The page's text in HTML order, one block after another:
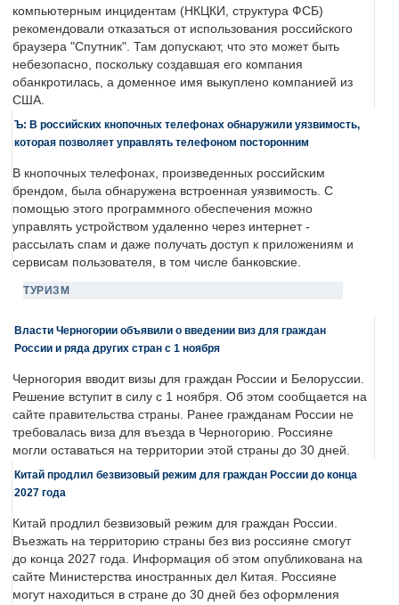
компьютерным инцидентам (НКЦКИ, структура ФСБ)
рекомендовали отказаться от использования российского
браузера "Спутник". Там допускают, что это может быть
небезопасно, поскольку создавшая его компания
обанкротилась, а доменное имя выкуплено компанией из
США.
Ъ: В российских кнопочных телефонах обнаружили уязвимость,
которая позволяет управлять телефоном посторонним
В кнопочных телефонах, произведенных российским
брендом, была обнаружена встроенная уязвимость. С
помощью этого программного обеспечения можно
управлять устройством удаленно через интернет -
рассылать спам и даже получать доступ к приложениям и
сервисам пользователя, в том числе банковские.
ТУРИЗМ
Власти Черногории объявили о введении виз для граждан
России и ряда других стран с 1 ноября
Черногория вводит визы для граждан России и Белоруссии.
Решение вступит в силу с 1 ноября. Об этом сообщается на
сайте правительства страны. Ранее гражданам России не
требовалась виза для въезда в Черногорию. Россияне
могли оставаться на территории этой страны до 30 дней.
Китай продлил безвизовый режим для граждан России до конца
2027 года
Китай продлил безвизовый режим для граждан России.
Въезжать на территорию страны без виз россияне смогут
до конца 2027 года. Информация об этом опубликована на
сайте Министерства иностранных дел Китая. Россияне
могут находиться в стране до 30 дней без оформления